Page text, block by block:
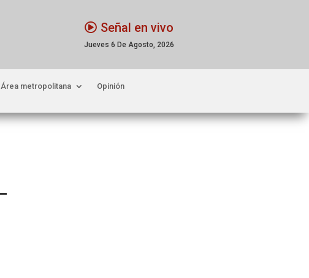
Señal en vivo
Jueves 6 De Agosto, 2026
Área metropolitana Opinión